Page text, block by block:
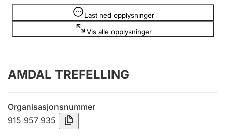
Registrere, endre, slette
Innsending og forsinkelsesgebyr
Tinglysing
Last ned opplysninger
Vis alle opplysninger
Opplysninger er skjult
AMDAL TREFELLING
Organisasjonsnummer
915 957 935